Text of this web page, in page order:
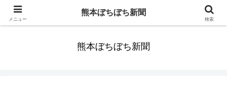
みんなまだ気づかずすごしていたんだわ。ずっといっしょに歩いてゆけるっ
熊本ぼちぼち新聞
メニュー
熊本ぼちぼち新聞
検索